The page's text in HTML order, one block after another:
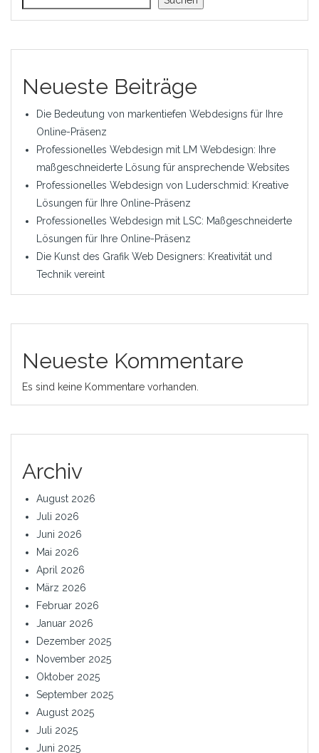
Neueste Beiträge
Die Bedeutung von markentiefen Webdesigns für Ihre
Online-Präsenz
Professionelles Webdesign mit LM Webdesign: Ihre
maßgeschneiderte Lösung für ansprechende Websites
Professionelles Webdesign von Luderschmid: Kreative
Lösungen für Ihre Online-Präsenz
Professionelles Webdesign mit LSC: Maßgeschneiderte
Lösungen für Ihre Online-Präsenz
Die Kunst des Grafik Web Designers: Kreativität und
Technik vereint
Neueste Kommentare
Es sind keine Kommentare vorhanden.
Archiv
August 2026
Juli 2026
Juni 2026
Mai 2026
April 2026
März 2026
Februar 2026
Januar 2026
Dezember 2025
November 2025
Oktober 2025
September 2025
August 2025
Juli 2025
Juni 2025